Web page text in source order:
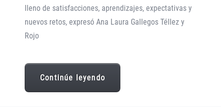
lleno de satisfacciones, aprendizajes, expectativas y
nuevos retos, expresó Ana Laura Gallegos Téllez y
Rojo
Continúe leyendo